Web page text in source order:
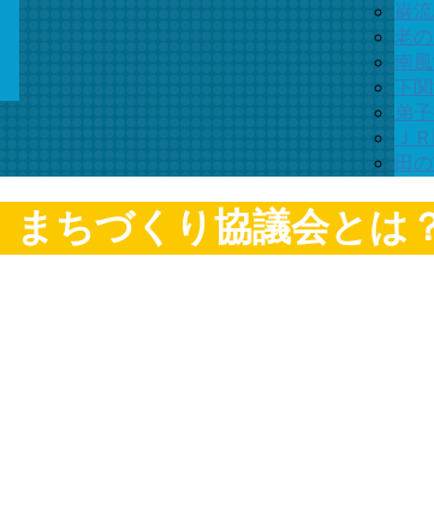
巌
老
南
下
弟
Ｊ
田
まちづくり協議会とは